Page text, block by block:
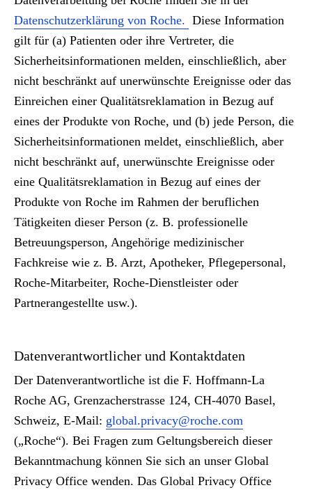
Datenschutzerklärung von Roche. Diese Information
gilt für (a) Patienten oder ihre Vertreter, die
Sicherheitsinformationen melden, einschließlich, aber
nicht beschränkt auf unerwünschte Ereignisse oder das
Einreichen einer Qualitätsreklamation in Bezug auf
eines der Produkte von Roche, und (b) jede Person, die
Sicherheitsinformationen meldet, einschließlich, aber
nicht beschränkt auf, unerwünschte Ereignisse oder
eine Qualitätsreklamation in Bezug auf eines der
Produkte von Roche im Rahmen der beruflichen
Tätigkeiten dieser Person (z. B. professionelle
Betreuungsperson, Angehörige medizinischer
Fachkreise wie z. B. Arzt, Apotheker, Pflegepersonal,
Roche-Mitarbeiter, Roche-Dienstleister oder
Partnerangestellte usw.).
Datenverantwortlicher und Kontaktdaten
Der Datenverantwortliche ist die F. Hoffmann-La
Roche AG, Grenzacherstrasse 124, CH-4070 Basel,
Schweiz, E-Mail: global.privacy@roche.com
(„Roche“). Bei Fragen zum Geltungsbereich dieser
Bekanntmachung können Sie sich an unser Global
Privacy Office wenden. Das Global Privacy Office